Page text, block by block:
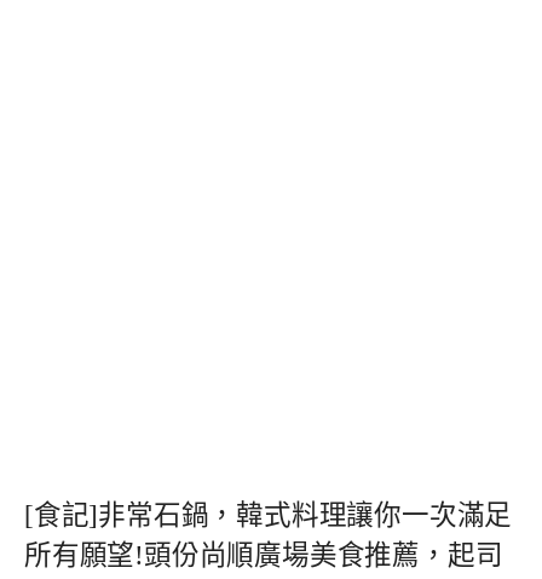
[食記]非常石鍋，韓式料理讓你一次滿足
所有願望!頭份尚順廣場美食推薦，起司